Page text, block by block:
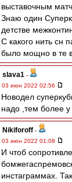
выставочным
Знаю один
детстве
С какого нить сн
было мощно в те
slava1 -
03 июн 2022 02:56
Новодел
надо ,тем более у
Nikiforoff -
03 июн 2022 01:08
И чтоб
инстаграммах.